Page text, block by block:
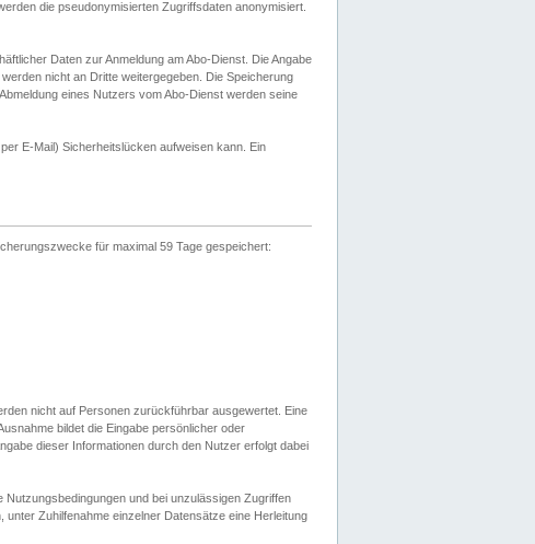
die pseudonymisierten Zugriffsdaten anonymisiert.
Daten zur Anmeldung am Abo-Dienst. Die Angabe
nicht an Dritte weitergegeben. Die Speicherung
eines Nutzers vom Abo-Dienst werden seine
E-Mail) Sicherheitslücken aufweisen kann. Ein
für maximal 59 Tage gespeichert:
nicht auf Personen zurückführbar ausgewertet. Eine
bildet die Eingabe persönlicher oder
dieser Informationen durch den Nutzer erfolgt dabei
und bei unzulässigen Zugriffen
Zuhilfenahme einzelner Datensätze eine Herleitung